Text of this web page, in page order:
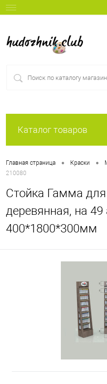
Каталог товаров
Главная страница • Краски •
210080
Стойка Гамма
деревянная, на 49
400*1800*300мм